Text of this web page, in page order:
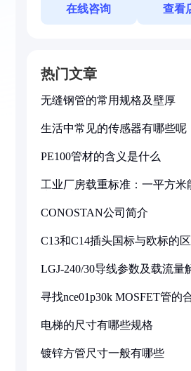
在线咨询 查看
热门文章
无缝钢管的常用规格及壁厚
生活中常见的传感器有哪些呢
PE100管材的含义是什么
工业厂房载重标准：一平方米
CONOSTAN公司简介
C13和C14插头国标与欧标的
LGJ-240/30导线参数及载流量
寻找nce01p30k MOSFET管的
电梯的尺寸有哪些规格
镀锌方管尺寸一般有哪些